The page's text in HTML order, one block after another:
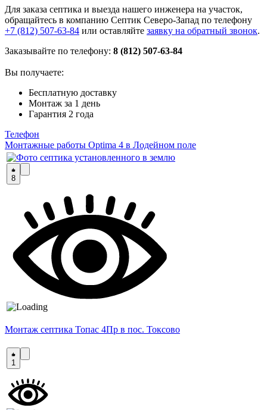
Для заказа септика и выезда нашего инженера на участок,
обращайтесь в компанию Септик Северо-Запад по телефону
+7 (812) 507-63-84 или оставляйте заявку на обратный звонок.
Заказывайте по телефону: 8 (812) 507-63-84
Вы получаете:
Бесплатную доставку
Монтаж за 1 день
Гарантия 2 года
Телефон
Монтажные работы Optima 4 в Лодейном поле
8
Монтаж септика Топас 4Пр в пос. Токсово
1